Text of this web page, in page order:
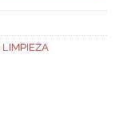
LIMPIEZA